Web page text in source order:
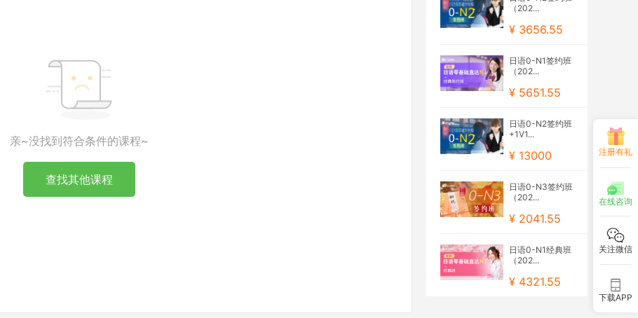
亲~没找到符合条件的课程~
查找其他课程
（202...
¥ 3656.55
日语0-N1签约班
（202...
¥ 5651.55
日语0-N2签约班
+1V1...
¥ 13000
日语0-N3签约班
（202...
¥ 2041.55
日语0-N1经典班
（202...
¥ 4321.55
注册有礼
在线咨询
关注微信
下载APP